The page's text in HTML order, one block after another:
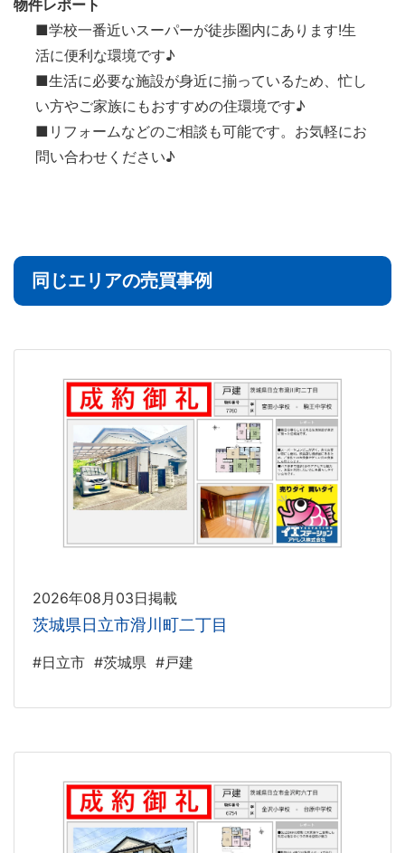
物件レポート
■学校一番近いスーパーが徒歩圏内にあります!生
活に便利な環境です♪
■生活に必要な施設が身近に揃っているため、忙し
い方やご家族にもおすすめの住環境です♪
■リフォームなどのご相談も可能です。お気軽にお
問い合わせください♪
同じエリアの売買事例
2026年08月03日掲載
茨城県日立市滑川町二丁目
#日立市 #茨城県 #戸建